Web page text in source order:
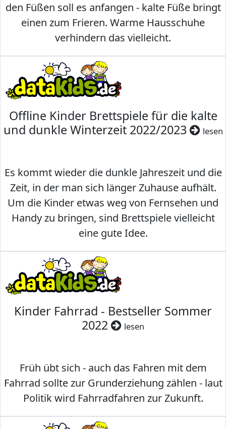
den Füßen soll es anfangen - kalte Füße bringt
einen zum Frieren. Warme Hausschuhe
verhindern das vielleicht.
Offline Kinder Brettspiele für die kalte
und dunkle Winterzeit 2022/2023
lesen
Es kommt wieder die dunkle Jahreszeit und die
Zeit, in der man sich länger Zuhause aufhält.
Um die Kinder etwas weg von Fernsehen und
Handy zu bringen, sind Brettspiele vielleicht
eine gute Idee.
Kinder Fahrrad - Bestseller Sommer
2022
lesen
Früh übt sich - auch das Fahren mit dem
Fahrrad sollte zur Grunderziehung zählen - laut
Politik wird Fahrradfahren zur Zukunft.